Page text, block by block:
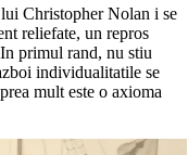
Christopher Nolan i se
reliefate, un repros
primul rand, nu stiu
individualitatile se
mult este o axioma